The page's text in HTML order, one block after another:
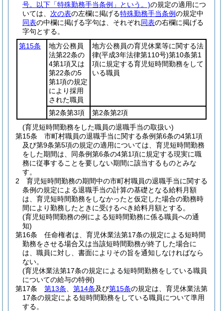
号。以下「特殊勤務手当条例」という。)の規定の適用につ
いては、 次の表の左欄に掲げる特殊勤務手当条例の規定中
同表の中欄に掲げる字句は、それぞれ同表の右欄に掲げる
字句とする。
第15条
地方公務員
法第22条の
4第1項又は
第22条の5
第1項の規定
により採用
された職員
地方公務員の育児休業等に関する法
律(平成3年法律第110号)第10条第1
項に規定する育児短時間勤務をして
いる職員
第2条第3項
第2条第2項
(育児短時間勤務をした職員の退職手当の取扱い)
第15条
市町村職員の退職手当に関する条例第6条の4第1項
及び第9条第5項の規定の適用については、育児短時間勤務
をした期間は、同条例第6条の4第1項に規定する現実に職
務に従事することを要しない期間に該当するものとみな
す。
2
育児短時間勤務の期間中の市町村職員の退職手当に関する
条例の規定による退職手当の計算の基礎となる給料月額
は、育児短時間勤務をしなかったと仮定した場合の勤務時
間により勤務したときに受けるべき給料月額とする。
(育児短時間勤務の例による短時間勤務に係る職員への通
知)
第16条
任命権者は、育児休業法第17条の規定による短時間
勤務をさせる場合又は当該短時間勤務が終了した場合に
は、職員に対し、書面によりその旨を通知しなければなら
ない。
(育児休業法第17条の規定による短時間勤務をしている職員
についての給与の特例)
第17条
第13条 第14条及び第15条の規定は、育児休業法第
17条の規定による短時間勤務をしている職員について準用
する。